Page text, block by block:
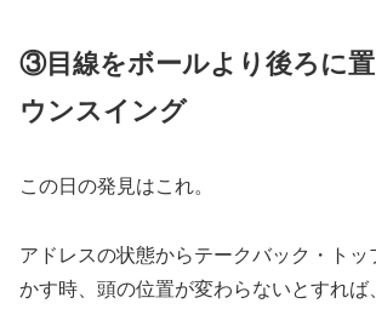
③目線をボールより後ろに
ウンスイング
この日の発見はこれ。
アドレスの状態からテークバック・トッ
かす時、頭の位置が変わらないとすれば